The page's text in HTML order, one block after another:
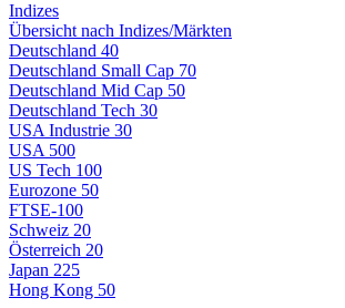
Indizes
Übersicht nach Indizes/Märkten
Deutschland 40
Deutschland Small Cap 70
Deutschland Mid Cap 50
Deutschland Tech 30
USA Industrie 30
USA 500
US Tech 100
Eurozone 50
FTSE-100
Schweiz 20
Österreich 20
Japan 225
Hong Kong 50